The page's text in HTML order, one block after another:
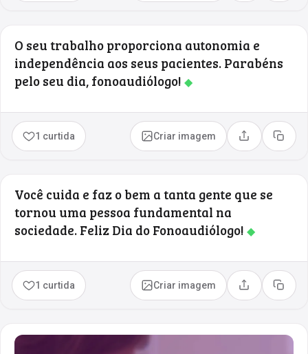
O seu trabalho proporciona autonomia e
independência aos seus pacientes. Parabéns
pelo seu dia, fonoaudiólogo! ◆
1 curtida Criar imagem Compartilhar
Copiar
Você cuida e faz o bem a tanta gente que se
tornou uma pessoa fundamental na
sociedade. Feliz Dia do Fonoaudiólogo! ◆
1 curtida Criar imagem Compartilhar
Copiar